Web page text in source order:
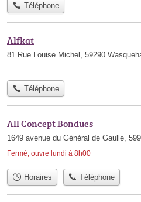
Téléphone
Alfkat
81 Rue Louise Michel, 59290
Téléphone
All Concept Bondues
1649 avenue du Général de Gaulle,
Fermé, ouvre lundi à 8h00
Horaires Téléphone